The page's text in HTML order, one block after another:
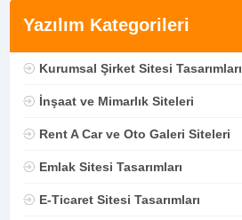
Yazılım Kategorileri
Kurumsal Şirket Sitesi Tasarımları
İnşaat ve Mimarlık Siteleri
Rent A Car ve Oto Galeri Siteleri
Emlak Sitesi Tasarımları
E-Ticaret Sitesi Tasarımları